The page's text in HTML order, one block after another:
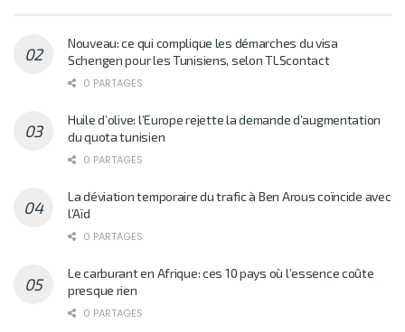
Nouveau: ce qui complique les démarches du visa
Schengen pour les Tunisiens, selon TLScontact
0 PARTAGES
Huile d’olive: l’Europe rejette la demande d’augmentation
du quota tunisien
0 PARTAGES
La déviation temporaire du trafic à Ben Arous coïncide avec
l’Aïd
0 PARTAGES
Le carburant en Afrique: ces 10 pays où l’essence coûte
presque rien
0 PARTAGES